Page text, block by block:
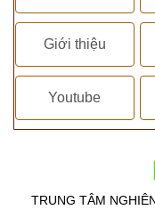
Giới thiệu
Youtube
TRUNG TÂM